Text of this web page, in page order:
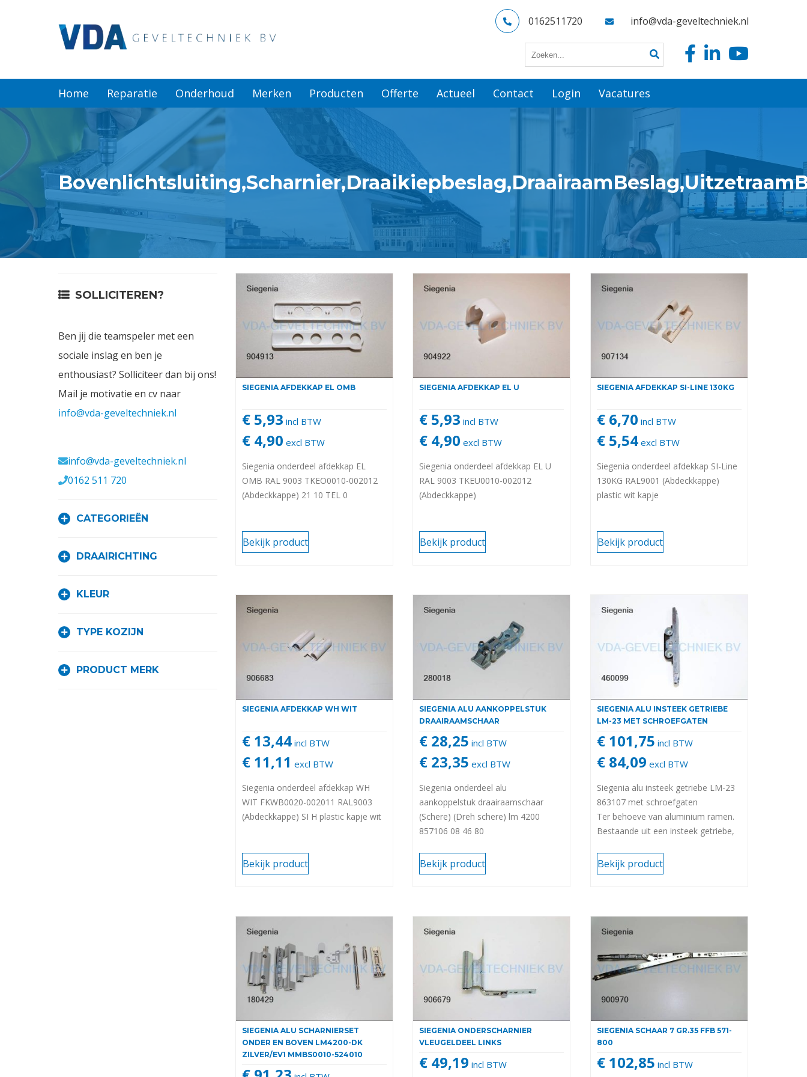
Onderhoud
Merken
Producten
Offerte
Actueel
Vacatures
0162511720 info@vda-geveltechniek.nl
Home Reparatie Onderhoud Merken Producten Offerte Actueel Contact Login Vacatures
SOLLICITEREN?
Ben jij die teamspeler met een
sociale inslag en ben je
enthousiast? Solliciteer dan bij ons!
Mail je motivatie en cv naar
info@vda-geveltechniek.nl
info@vda-geveltechniek.nl
0162 511 720
CATEGORIEËN
DRAAIRICHTING
KLEUR
TYPE KOZIJN
PRODUCT MERK
SIEGENIA AFDEKKAP EL OMB
€ 5,93 incl BTW
€ 4,90 excl BTW
Siegenia onderdeel afdekkap EL
OMB RAL 9003 TKEO0010-002012
(Abdeckkappe) 21 10 TEL 0
Bekijk product
SIEGENIA AFDEKKAP EL U
€ 5,93 incl BTW
€ 4,90 excl BTW
Siegenia onderdeel afdekkap EL U
RAL 9003 TKEU0010-002012
(Abdeckkappe)
Bekijk product
SIEGENIA AFDEKKAP SI-LINE 130KG
€ 6,70 incl BTW
€ 5,54excl BTW
Siegenia onderdeel afdekkap SI-Line
130KG RAL9001 (Abdeckkappe)
plastic wit kapje
Bekijk product
SIEGENIA AFDEKKAP WH WIT
€ 13,44 incl BTW
€ 11,11 excl BTW
Siegenia onderdeel afdekkap WH
WIT FKWB0020-002011 RAL9003
(Abdeckkappe) SI H plastic kapje wit
Bekijk product
SIEGENIA ALU AANKOPPELSTUK
DRAAIRAAMSCHAAR
€ 28,25 incl BTW
€ 23,35 excl BTW
Siegenia onderdeel alu
aankoppelstuk draairaamschaar
(Schere) (Dreh schere) lm 4200
857106 08 46 80
Bekijk product
SIEGENIA ALU INSTEEK GETRIEBE
LM-23 MET SCHROEFGATEN
€ 101,75 incl BTW
€ 84,09 excl BTW
Siegenia alu insteek getriebe LM-23
863107 met schroefgaten
Ter behoeve van aluminium ramen.
Bestaande uit een insteek getriebe,
bevestigingsschroeven M5x30MM.
Bekijk product
SIEGENIA ALU SCHARNIERSET
ONDER EN BOVEN LM4200-DK
ZILVER/EV1 MMBS0010-524010
SIEGENIA ONDERSCHARNIER
VLEUGELDEEL LINKS
€ 49,19 incl BTW
SIEGENIA SCHAAR 7 GR.35 FFB 571-
800
€ 102,85 incl BTW